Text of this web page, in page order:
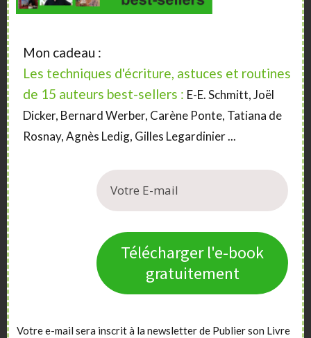
lecteurs et de recevoir des commentaires. Faites appel
Vos proches ne vous diront pas la vérité sur ce qu’ils
pensent de votre texte, ou ne pourront pas se l’avouer à
eux même. Ils ont envie de vous faire plaisir.
A la fin de votre livre, n’oubliez pas lesmentions
pour la jeunesse.
Mon cadeau :
Les techniques d'écriture, astuces et routines
de 15 auteurs best-sellers : E-E. Schmitt, Joël
Dicker, Bernard Werber, Carène Ponte, Tatiana de
Rosnay, Agnès Ledig, Gilles Legardinier ...
Télécharger l'e-book
gratuitement
Votre e-mail sera inscrit à la newsletter de Publier son Livre